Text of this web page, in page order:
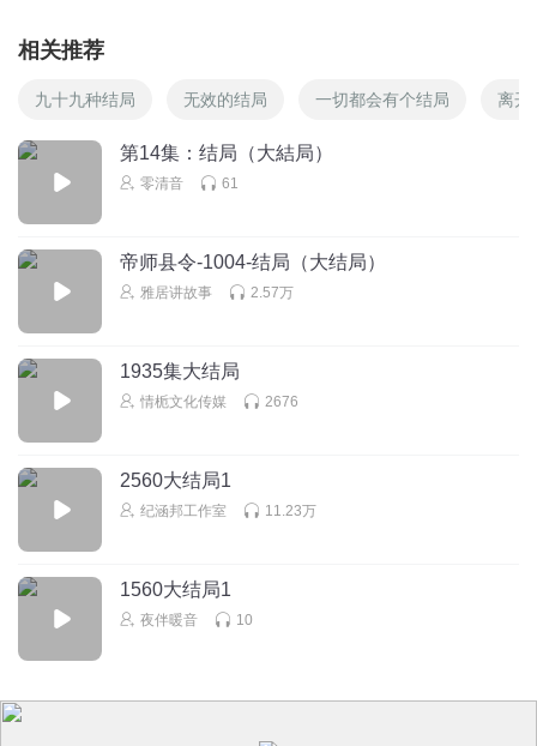
相关推荐
九十九种结局 无效的结局 一切都会有个结局 离开
第14集：结局（大結局）
零清音 61
帝师县令-1004-结局（大结局）
雅居讲故事 2.57万
1935集大结局
情栀文化传媒 2676
2560大结局1
纪涵邦工作室 11.23万
1560大结局1
夜伴暖音 10